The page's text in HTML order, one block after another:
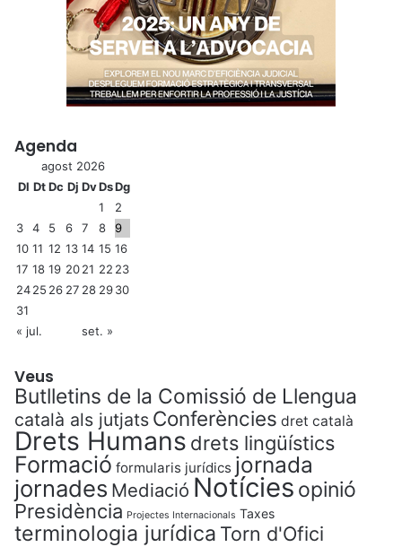
Agenda
agost 2026
Dl DtDc Dj DvDsDg
1
2
3
4 5 6 7 8
9
10 11 12 13 14 15 16
17 18 19 2021 22 23
2425 26 27 28 2930
31
« jul.
set. »
Veus
Butlletins de la Comissió de Llengua
català als jutjats Conferències dret català
Drets Humans drets lingüístics
Formació formularis jurídics jornada
jornades Mediació Notícies opinió
Presidència Projectes Internacionals Taxes
terminologia jurídica Torn d'Ofici